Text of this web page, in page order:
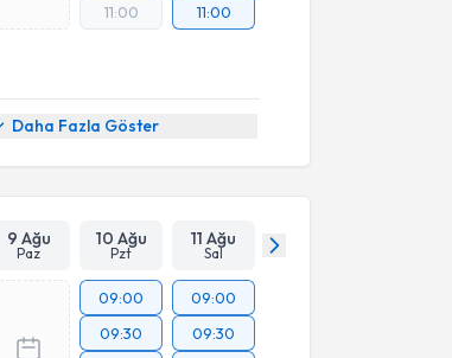
11:00
11:00
Daha Fazla Göster
9 Ağu
Paz
10 Ağu
Pzt
11 Ağu
Sal
09:00
09:30
09:00
09:30